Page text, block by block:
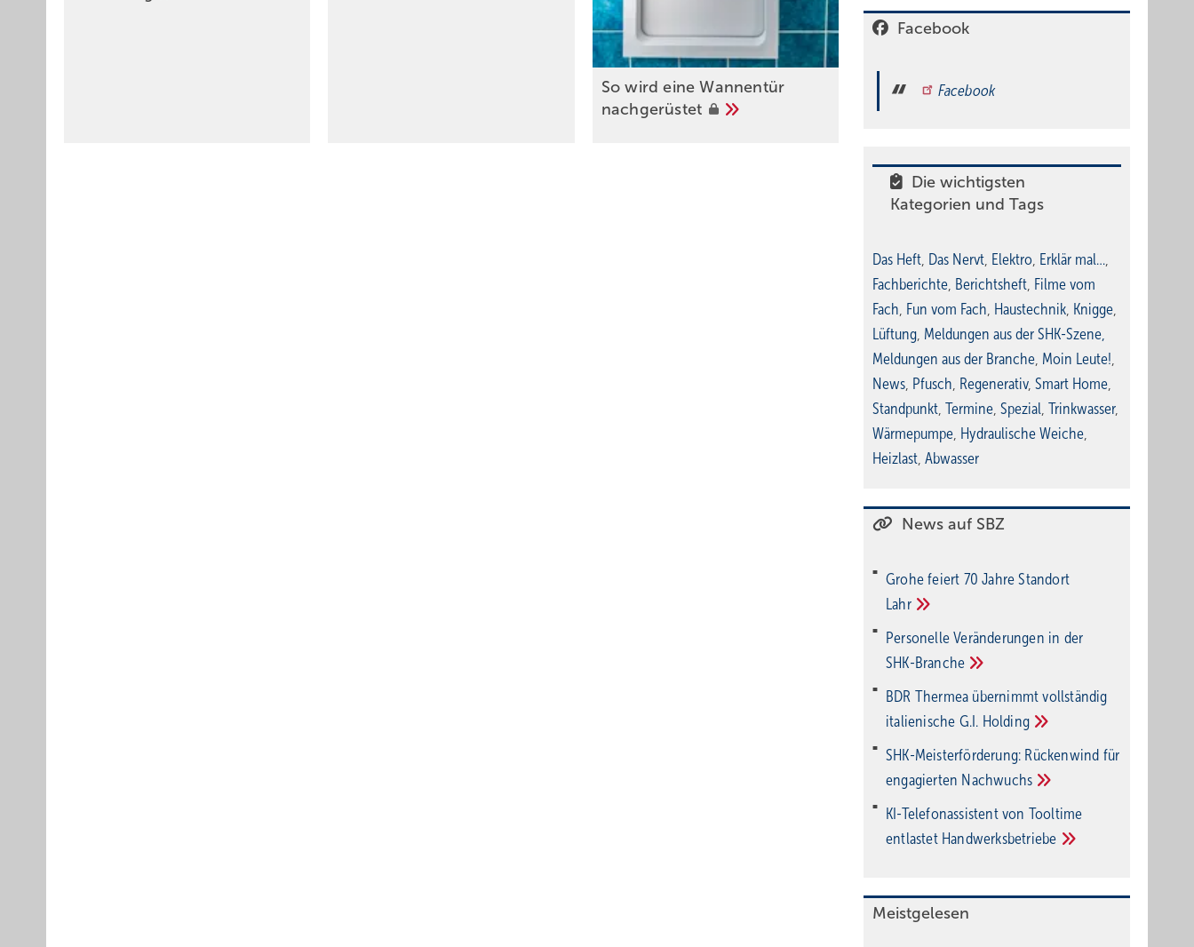
So wird eine Wannentür
nachgerüstet
Facebook
Facebook
Die wichtigsten
Kategorien und Tags
Das Heft, Das Nervt, Elektro, Erklär mal…,
Fachberichte, Berichtsheft, Filme vom
Fach, Fun vom Fach, Haustechnik, Knigge,
Lüftung, Meldungen aus der SHK-Szene,
Meldungen aus der Branche, Moin Leute!,
News, Pfusch, Regenerativ, Smart Home,
Standpunkt, Termine, Spezial, Trinkwasser,
Wärmepumpe, Hydraulische Weiche,
Heizlast, Abwasser
News auf SBZ
Grohe feiert 70 Jahre Standort
Lahr
Personelle Veränderungen in der
SHK-Branche
BDR Thermea übernimmt vollständig
italienische G.I. Holding
SHK-Meisterförderung: Rücken­wind für
enga­gier­ten Nachwuchs
KI-Telefonassistent von Tooltime
entlastet Hand­werks­be­triebe
Meistgelesen